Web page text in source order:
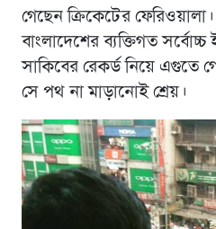
গেছেন ক্রিকেটের
বাংলাদেশের ব্যক্তিগত সর্বোচ্চ
সাকিবের রেকর্ড নিয়ে এগুতে
সে পথ না মাড়ানোই শ্রেয়।